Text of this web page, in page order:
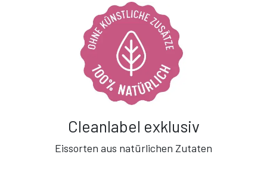
Cleanlabel exklusiv
Eissorten aus natürlichen Zutaten